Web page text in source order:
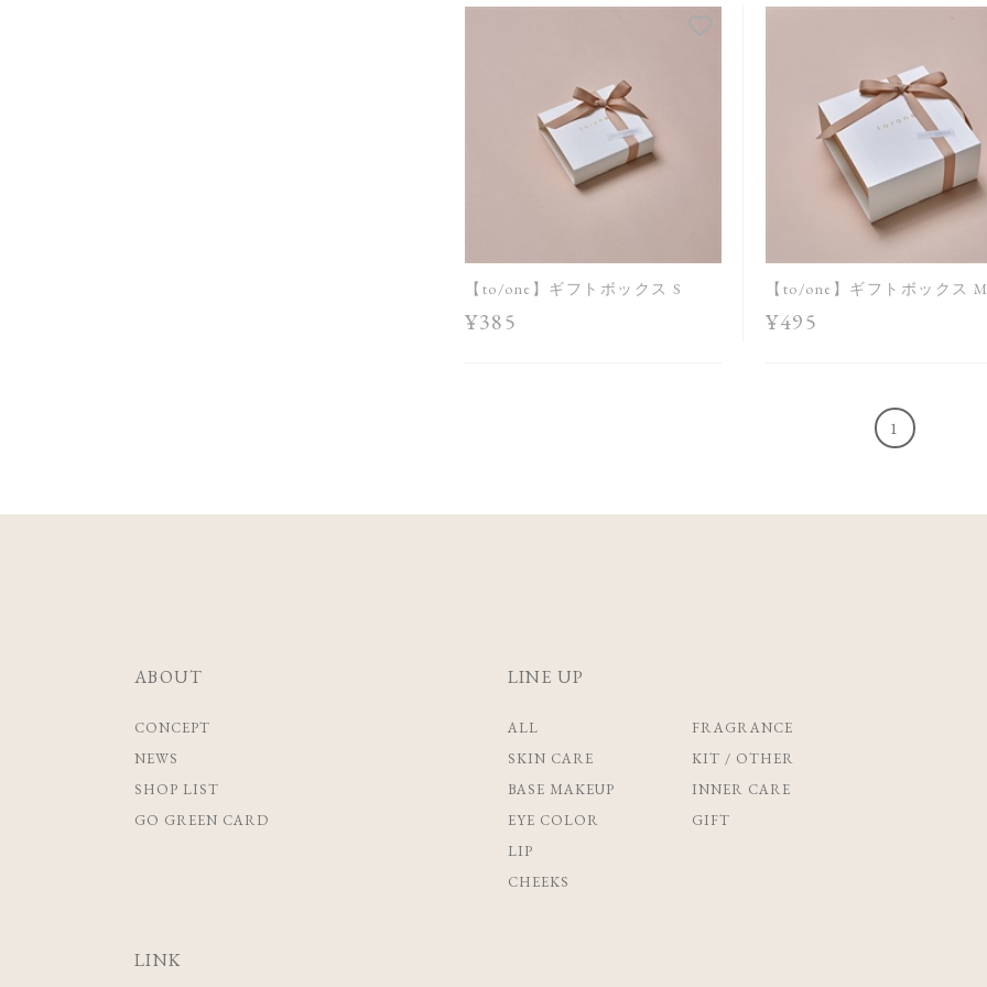
【to/one】ギフトボックス S
¥385
【to/one】ギフトボックス
¥495
1
ABOUT
CONCEPT
NEWS
SHOP LIST
GO GREEN CARD
LINE UP
ALL
SKIN CARE
BASE MAKEUP
EYE COLOR
LIP
CHEEKS
FRAGRANCE
KIT / OTHER
INNER CARE
GIFT
LINK